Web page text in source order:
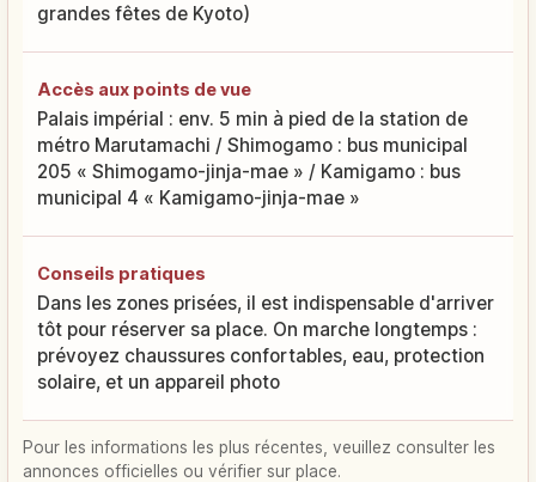
grandes fêtes de Kyoto)
Accès aux points de vue
Palais impérial : env. 5 min à pied de la station de
métro Marutamachi / Shimogamo : bus municipal
205 « Shimogamo-jinja-mae » / Kamigamo : bus
municipal 4 « Kamigamo-jinja-mae »
Conseils pratiques
Dans les zones prisées, il est indispensable d'arriver
tôt pour réserver sa place. On marche longtemps :
prévoyez chaussures confortables, eau, protection
solaire, et un appareil photo
Pour les informations les plus récentes, veuillez consulter les
annonces officielles ou vérifier sur place.